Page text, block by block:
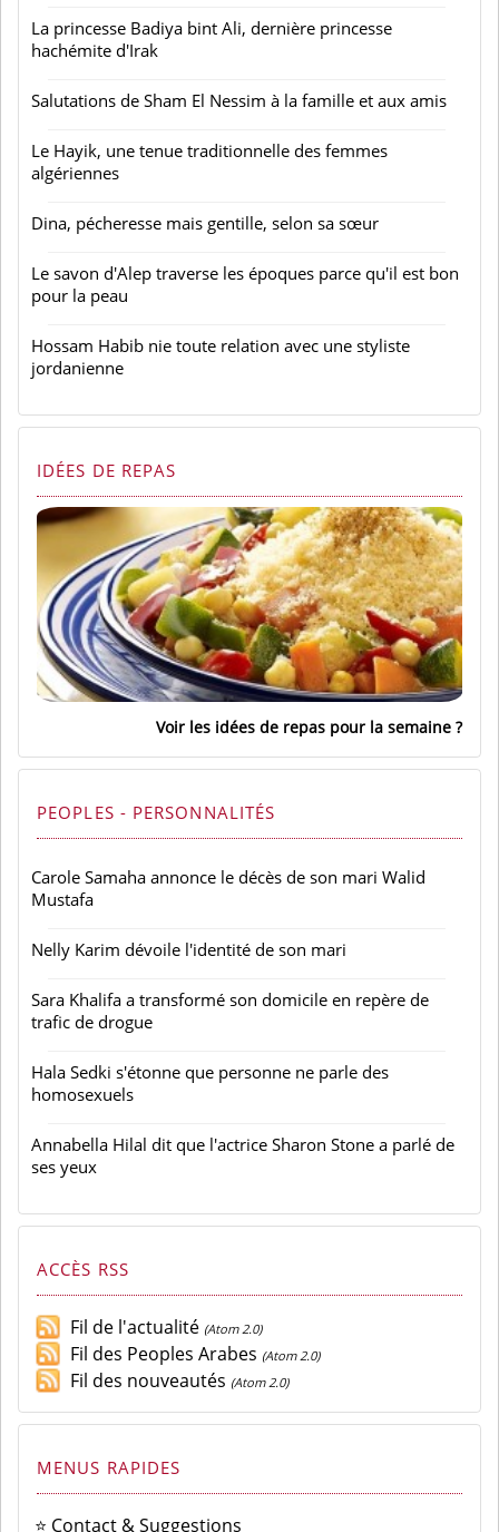
La princesse Badiya bint Ali, dernière princesse
hachémite d'Irak
Salutations de Sham El Nessim à la famille et aux amis
Le Hayik, une tenue traditionnelle des femmes
algériennes
Dina, pécheresse mais gentille, selon sa sœur
Le savon d'Alep traverse les époques parce qu'il est bon
pour la peau
Hossam Habib nie toute relation avec une styliste
jordanienne
IDÉES DE REPAS
Voir les idées de repas pour la semaine
PEOPLES - PERSONNALITÉS
Carole Samaha annonce le décès de son mari Walid
Mustafa
Nelly Karim dévoile l'identité de son mari
Sara Khalifa a transformé son domicile en repère de
trafic de drogue
Hala Sedki s'étonne que personne ne parle des
homosexuels
Annabella Hilal dit que l'actrice Sharon Stone a parlé de
ses yeux
ACCÈS RSS
Fil de l'actualité (Atom 2.0)
Fil des Peoples Arabes (Atom 2.0)
Fil des nouveautés (Atom 2.0)
MENUS RAPIDES
⭐ Contact & Suggestions